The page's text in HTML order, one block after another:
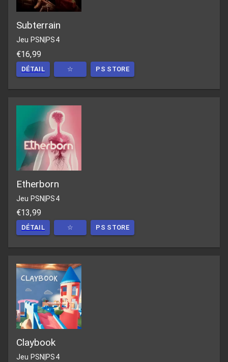
Subterrain
Jeu PSN PS4
€16,99
DÉTAIL ☆ PS STORE
Etherborn
Jeu PSN|PS4
€13,99
DÉTAIL ☆ PS STORE
Claybook
Jeu PSN PS4